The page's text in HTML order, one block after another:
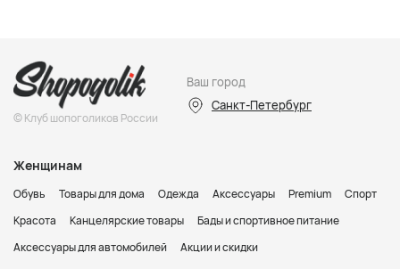
© Клуб шопоголиков России
Ваш город
Санкт-Петербург
Женщинам
Обувь Товары для дома Одежда Аксессуары Premium
Спорт
Красота
Канцелярские товары
Бады и спортивное питание
Аксессуары для автомобилей
Акции и скидки